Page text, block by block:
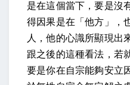
是在這個當下，要是沒
得因果是在「他方」，
人，他的心識所顯現出
跟之後的這種看法，若
要是你在自宗能夠安立